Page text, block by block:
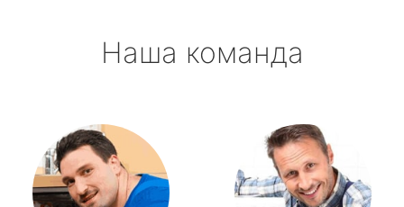
Наша команда